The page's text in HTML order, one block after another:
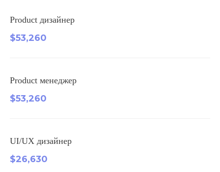
Product дизайнер
$53,260
Product менеджер
$53,260
UI/UX дизайнер
$26,630